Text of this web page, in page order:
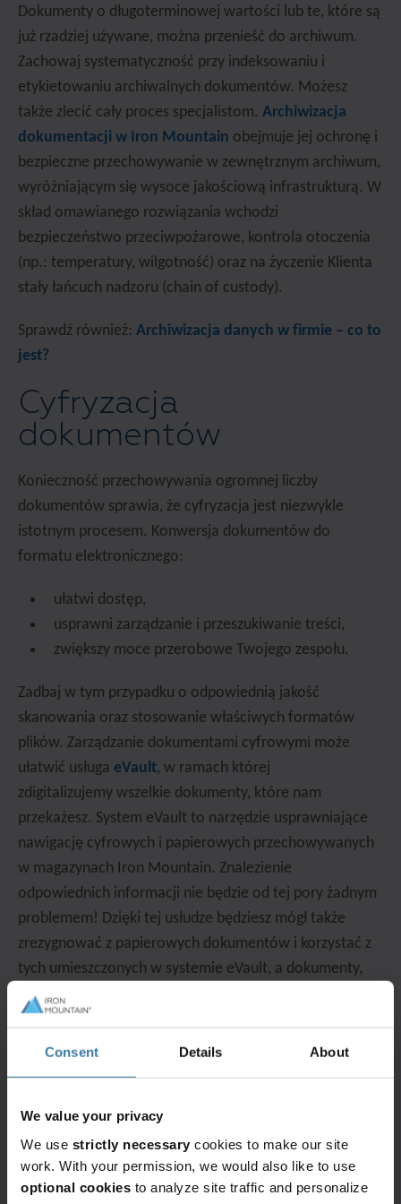
Consent Details About
We value your privacy
We use strictly necessary cookies to make our site
work. With your permission, we would also like to use
optional cookies to analyze site traffic and personalize
Dokumenty o długoterminowej wartości lub te, które są
już rzadziej używane, można przenieść do archiwum.
Zachowaj systematyczność przy indeksowaniu i
etykietowaniu archiwalnych dokumentów. Możesz
także zlecić cały proces specjalistom. Archiwizacja
dokumentacji w Iron Mountain obejmuje jej ochronę i
bezpieczne przechowywanie w zewnętrznym archiwum,
wyróżniającym się wysoce jakościową infrastrukturą. W
skład omawianego rozwiązania wchodzi
bezpieczeństwo przeciwpożarowe, kontrola otoczenia
(np.: temperatury, wilgotność) oraz na życzenie Klienta
stały łańcuch nadzoru (chain of custody).
Sprawdź również: Archiwizacja danych w firmie – co to
jest?
Cyfryzacja
dokumentów
Konieczność przechowywania ogromnej liczby
dokumentów sprawia, że cyfryzacja jest niezwykle
istotnym procesem. Konwersja dokumentów do
formatu elektronicznego:
ułatwi dostęp,
usprawni zarządzanie i przeszukiwanie treści,
zwiększy moce przerobowe Twojego zespołu.
Zadbaj w tym przypadku o odpowiednią jakość
skanowania oraz stosowanie właściwych formatów
plików. Zarządzanie dokumentami cyfrowymi może
ułatwić usługa eVault, w ramach której
zdigitalizujemy wszelkie dokumenty, które nam
przekażesz. System eVault to narzędzie usprawniające
nawigację cyfrowych i papierowych przechowywanych
w magazynach Iron Mountain. Znalezienie
odpowiednich informacji nie będzie od tej pory żadnym
problemem! Dzięki tej usłudze będziesz mógł także
zrezygnować z papierowych dokumentów i korzystać z
tych umieszczonych w systemie eVault, a dokumenty,
których termin retencji minął – bezpiecznie zniszczysz.
Bezpieczeństwo
danych
Odpowiednie zabezpieczenie dotyczy zarówno
papierowych, jak i cyfrowych dokumentów. Dysponując
materiałami elektronicznymi, najlepiej wykorzystywać
skomplikowane hasła (np. pochodzące z generatorów)